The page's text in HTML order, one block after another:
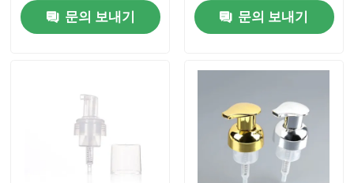
문의 보내기
문의 보내기